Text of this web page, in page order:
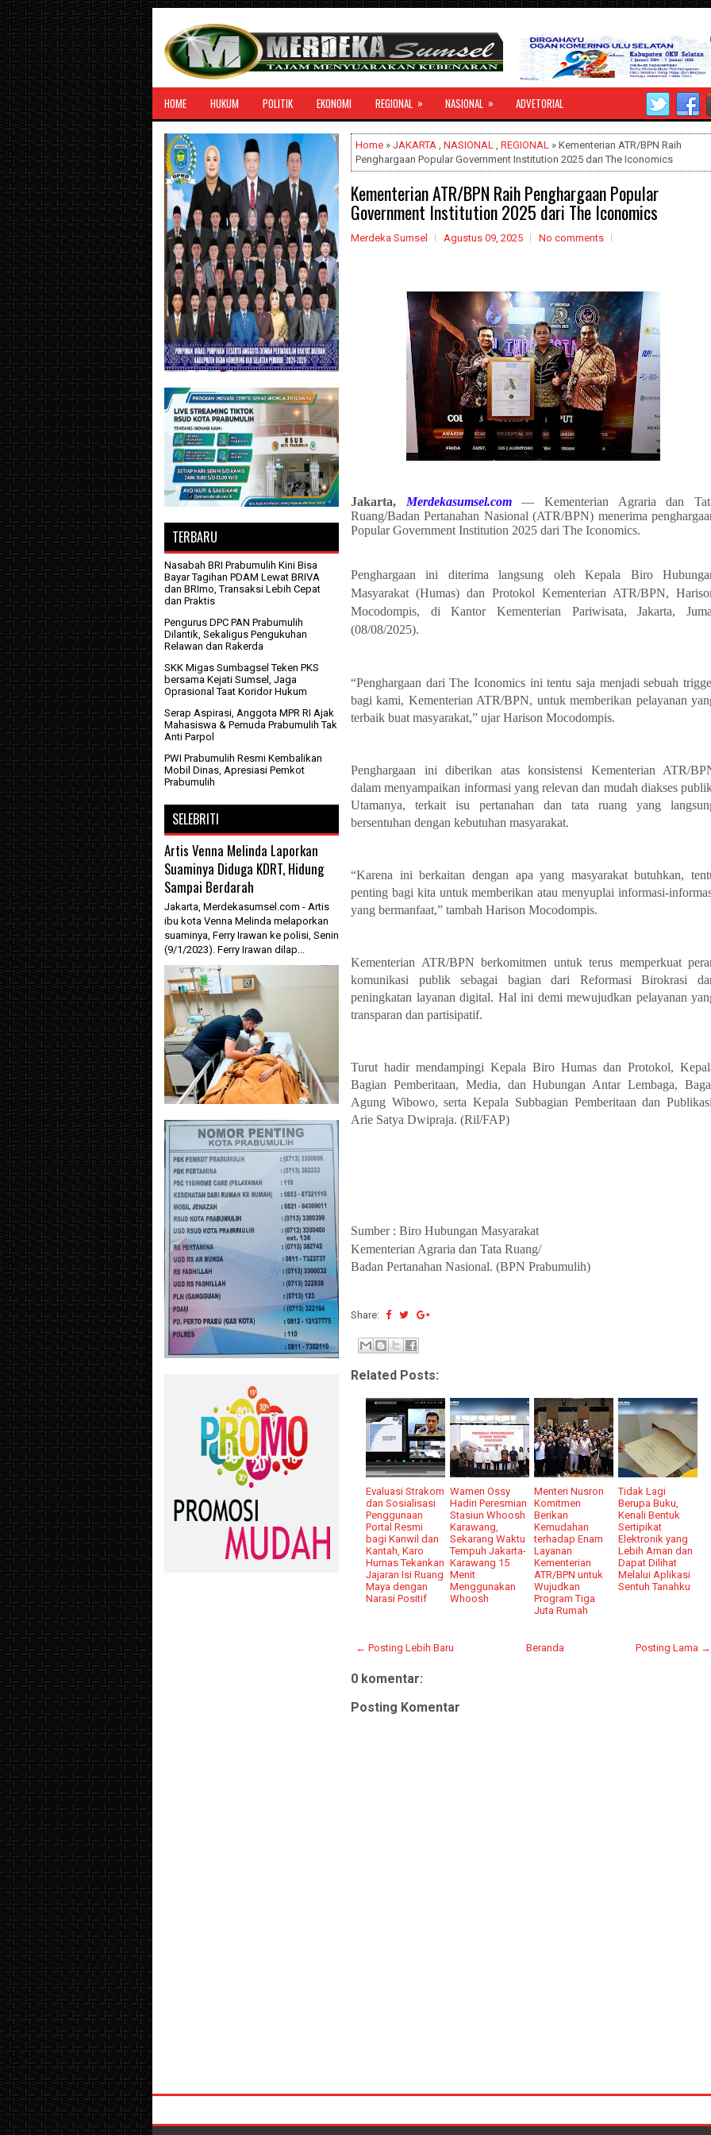
HOME HUKUM POLITIK EKONOMI REGIONAL » NASIONAL » ADVETORIAL
Home » JAKARTA , NASIONAL , REGIONAL » Kementerian ATR/BPN Raih
Penghargaan Popular Government Institution 2025 dari The Iconomics
Kementerian ATR/BPN Raih Penghargaan Popular
Government Institution 2025 dari The Iconomics
Merdeka Sumsel Agustus 09, 2025 No comments
Jakarta, Merdekasumsel.com— Kementerian Agraria dan
Ruang/Badan Pertanahan Nasional (ATR/BPN) menerima
Popular Government Institution 2025 dari The Iconomics.
Penghargaan ini diterima langsung oleh Kepala Biro
Masyarakat (Humas) dan Protokol Kementerian ATR/BPN,
Mocodompis, di Kantor Kementerian Pariwisata, Jakarta,
(08/08/2025).
“Penghargaan dari The Iconomics ini tentu saja menjadi sebuah
bagi kami, Kementerian ATR/BPN, untuk memberikan pelayanan
terbaik buat masyarakat,” ujar Harison Mocodompis.
Penghargaan ini diberikan atas konsistensi Kementerian ATR/
dalam menyampaikan informasi yang relevan dan mudah diakses
Utamanya, terkait isu pertanahan dan tata ruang yang
bersentuhan dengan kebutuhan masyarakat.
“Karena ini berkaitan dengan apa yang masyarakat butuhkan,
penting bagi kita untuk memberikan atau menyuplai informasi-
yang bermanfaat,” tambah Harison Mocodompis.
Kementerian ATR/BPN berkomitmen untuk terus memperkuat
komunikasi publik sebagai bagian dari Reformasi Birokrasi
peningkatan layanan digital. Hal ini demi mewujudkan pelayanan
transparan dan partisipatif.
Turut hadir mendampingi Kepala Biro Humas dan Protokol,
Bagian Pemberitaan, Media, dan Hubungan Antar Lembaga,
Agung Wibowo, serta Kepala Subbagian Pemberitaan dan
Arie Satya Dwipraja. (Ril/FAP)
Sumber : Biro Hubungan Masyarakat
Kementerian Agraria dan Tata Ruang/
Badan Pertanahan Nasional. (BPN Prabumulih)
Share:
Related Posts:
Evaluasi Strakom
dan Sosialisasi
Penggunaan
Portal Resmi
bagi Kanwil dan
Kantah, Karo
Humas Tekankan
Jajaran Isi Ruang
Maya dengan
Narasi Positif
Wamen Ossy
Hadiri Peresmian
Stasiun Whoosh
Karawang,
Sekarang Waktu
Tempuh Jakarta-
Karawang 15
Menit
Menggunakan
Whoosh
Menteri Nusron
Komitmen
Berikan
Kemudahan
terhadap Enam
Layanan
Kementerian
ATR/BPN untuk
Wujudkan
Program Tiga
Juta Rumah
Tidak Lagi
Berupa Buku,
Kenali Bentuk
Sertipikat
Elektronik yang
Lebih Aman dan
Dapat Dilihat
Melalui Aplikasi
Sentuh Tanahku
← Posting Lebih Baru Posting Lama →
Beranda
0 komentar:
Posting Komentar
TERBARU
Nasabah BRI Prabumulih Kini Bisa
Bayar Tagihan PDAM Lewat BRIVA
dan BRImo, Transaksi Lebih Cepat
dan Praktis
Pengurus DPC PAN Prabumulih
Dilantik, Sekaligus Pengukuhan
Relawan dan Rakerda
SKK Migas Sumbagsel Teken PKS
bersama Kejati Sumsel, Jaga
Oprasional Taat Koridor Hukum
Serap Aspirasi, Anggota MPR RI Ajak
Mahasiswa & Pemuda Prabumulih Tak
Anti Parpol
PWI Prabumulih Resmi Kembalikan
Mobil Dinas, Apresiasi Pemkot
Prabumulih
SELEBRITI
Artis Venna Melinda Laporkan
Suaminya Diduga KDRT, Hidung
Sampai Berdarah
Jakarta, Merdekasumsel.com - Artis
ibu kota Venna Melinda melaporkan
suaminya, Ferry Irawan ke polisi, Senin
(9/1/2023). Ferry Irawan dilap...